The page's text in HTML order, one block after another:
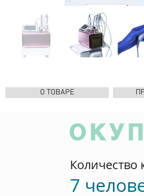
О ТОВАРЕ
Количество
7